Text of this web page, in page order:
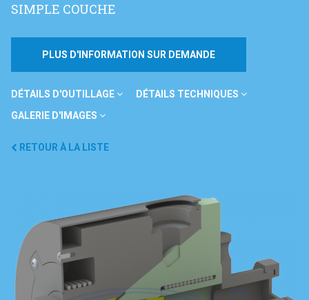
SIMPLE COUCHE
PLUS D'INFORMATION SUR DEMANDE
DÉTAILS D'OUTILLAGE
DÉTAILS TECHNIQUES
GALERIE D'IMAGES
RETOUR À LA LISTE